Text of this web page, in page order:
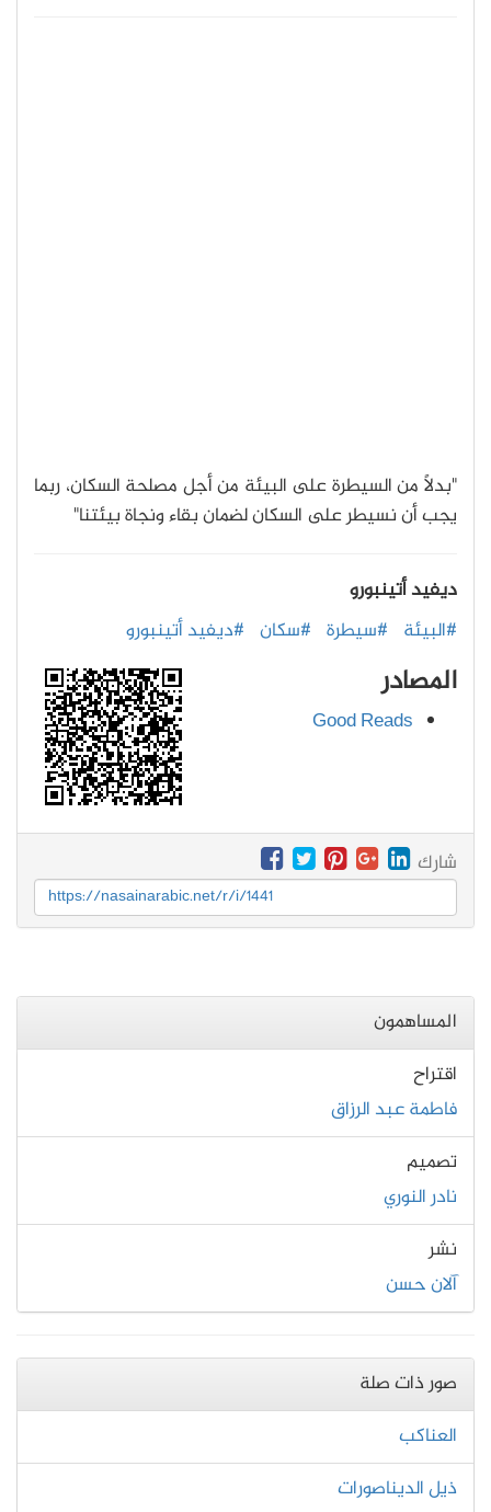
"بدلاً من السيطرة على البيئة من أجل مصلحة السكان، ربما
يجب أن نسيطر على السكان لضمان بقاء ونجاة بيئتنا"
ديفيد أتينبورو
#البيئة #سيطرة #سكان #ديفيد أتينبورو
المصادر
Good Reads
شارك
https://nasainarabic.net/r/i/1441
المساهمون
اقتراح
فاطمة عبد الرزاق
تصميم
نادر النوري
نشر
آلان حسن
صور ذات صلة
العناكب
ذيل الديناصورات